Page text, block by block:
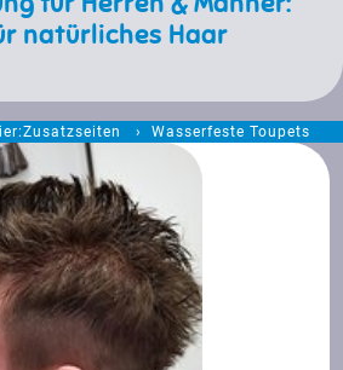
natürliches Haar
Zusatzseiten Wasserfeste Toupets